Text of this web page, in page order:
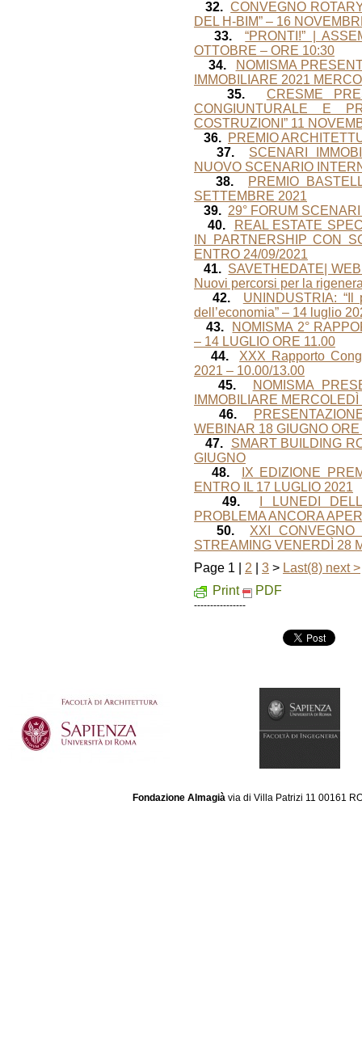
32. CONVEGNO
DEL H-BIM” – 16
33.
“PRONTI!” |
OTTOBRE – ORE 10:30
34.
NOMISMA
IMMOBILIARE 2021
35.
CRESME
CONGIUNTURALE E
COSTRUZIONI” 11
36. PREMIO
37.
SCENARI
NUOVO SCENARIO
38.
PREMIO
SETTEMBRE 2021
39. 29° FORUM
40.
REAL ESTATE
IN PARTNERSHIP CON
ENTRO 24/09/2021
41. SAVETHEDATE|
Nuovi percorsi per la
42.
UNINDUSTRIA:
dell’economia” – 14 luglio
43.
NOMISMA 2°
– 14 LUGLIO ORE 11.00
44.
XXX Rapporto
2021 – 10.00/13.00
45.
NOMISMA
IMMOBILIARE
46.
WEBINAR 18 GIUGNO
47.
SMART BUILDING
GIUGNO
48.
IX EDIZIONE
ENTRO IL 17 LUGLIO 2021
49.
I LUNEDI
PROBLEMA ANCORA
50.
XXI CONVEGNO
STREAMING VENERDÌ 28
Page 1 | 2 3 > Last(8) next >
Print
PDF
----------------
Fondazione Almagiàvia di Villa Patrizi 11 00161